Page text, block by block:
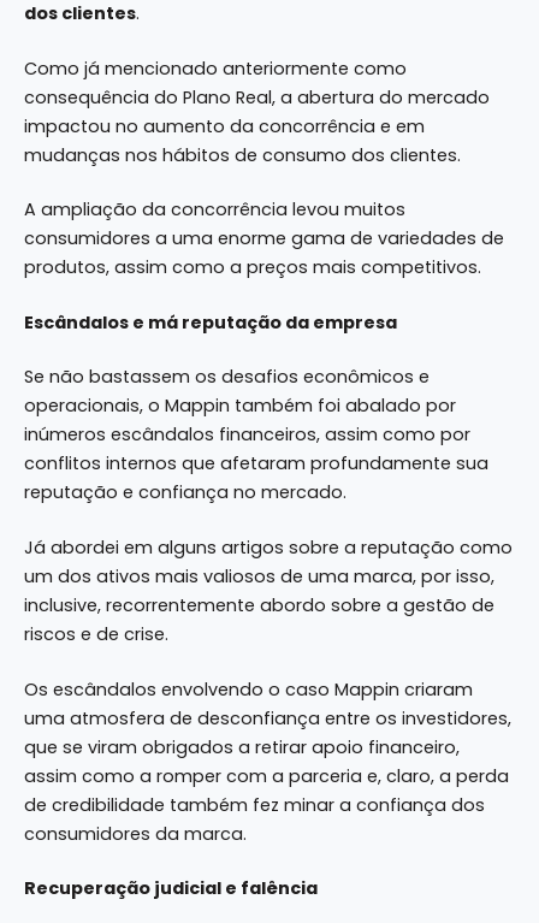
dos clientes.
Como já mencionado anteriormente como
consequência do Plano Real, a abertura do mercado
impactou no aumento da concorrência e em
mudanças nos hábitos de consumo dos clientes.
A ampliação da concorrência levou muitos
consumidores a uma enorme gama de variedades de
produtos, assim como a preços mais competitivos.
Escândalos e má reputação da empresa
Se não bastassem os desafios econômicos e
operacionais, o Mappin também foi abalado por
inúmeros escândalos financeiros, assim como por
conflitos internos que afetaram profundamente sua
reputação e confiança no mercado.
Já abordei em alguns artigos sobre a reputação como
um dos ativos mais valiosos de uma marca, por isso,
inclusive, recorrentemente abordo sobre a gestão de
riscos e de crise.
Os escândalos envolvendo o caso Mappin criaram
uma atmosfera de desconfiança entre os investidores,
que se viram obrigados a retirar apoio financeiro,
assim como a romper com a parceria e, claro, a perda
de credibilidade também fez minar a confiança dos
consumidores da marca.
Recuperação judicial e falência